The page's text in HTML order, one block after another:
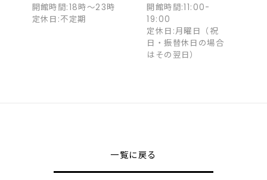
開館時間:18時～23時
定休日:不定期
開館時間:11:00-
19:00
定休日:月曜日（祝
日・振替休日の場合
はその翌日）
一覧に戻る